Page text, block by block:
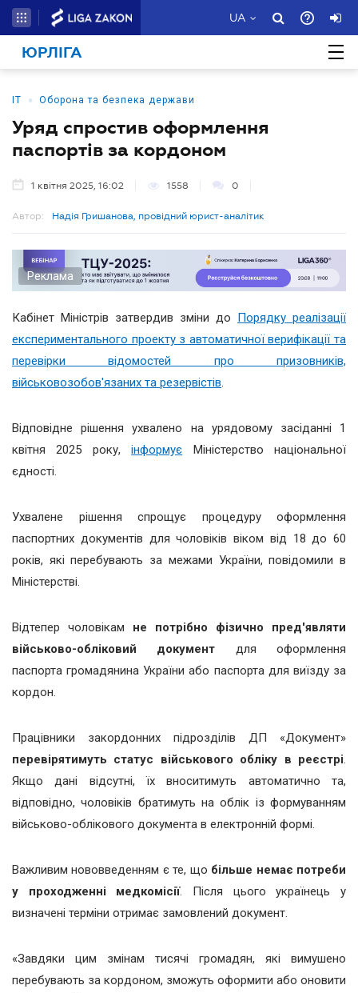
UA
ЮРЛІГА
ІТ • Оборона та безпека держави
Уряд спростив оформлення
паспортів за кордоном
1 квітня 2025, 16:02 1558 0
Автор: Надія Гришанова, провідний юрист-аналітик
Реклама
Кабінет Міністрів затвердив зміни до Порядку реалізації
експериментального проекту з автоматичної верифікації та
перевірки відомостей про призовників,
військовозобов'язаних та резервістів.
Відповідне рішення ухвалено на урядовому засіданні 1
квітня 2025 року,інформує Міністерство національної
єдності.
Ухвалене рішення спрощує процедуру оформлення
паспортних документів для чоловіків віком від 18 до 60
років, які перебувають за межами України, повідомили в
Міністерстві.
Відтепер чоловікам не потрібно фізично пред'являти
військово-обліковий документ для оформлення
паспорта громадянина України або паспорта для виїзду за
кордон.
Працівники закордонних підрозділів ДП «Документ»
перевірятимуть статус військового обліку в реєстрі.
Якщо дані відсутні, їх вноситимуть автоматично та,
відповідно, чоловіків братимуть на облік із формуванням
військово-облікового документа в електронній формі.
Важливим нововведенням є те, що більше немає потреби
у проходженні медкомісії. Після цього українець у
визначені терміни отримає замовлений документ.
«Завдяки цим змінам тисячі громадян, які вимушено
перебувають за кордоном, зможуть оформити або оновити